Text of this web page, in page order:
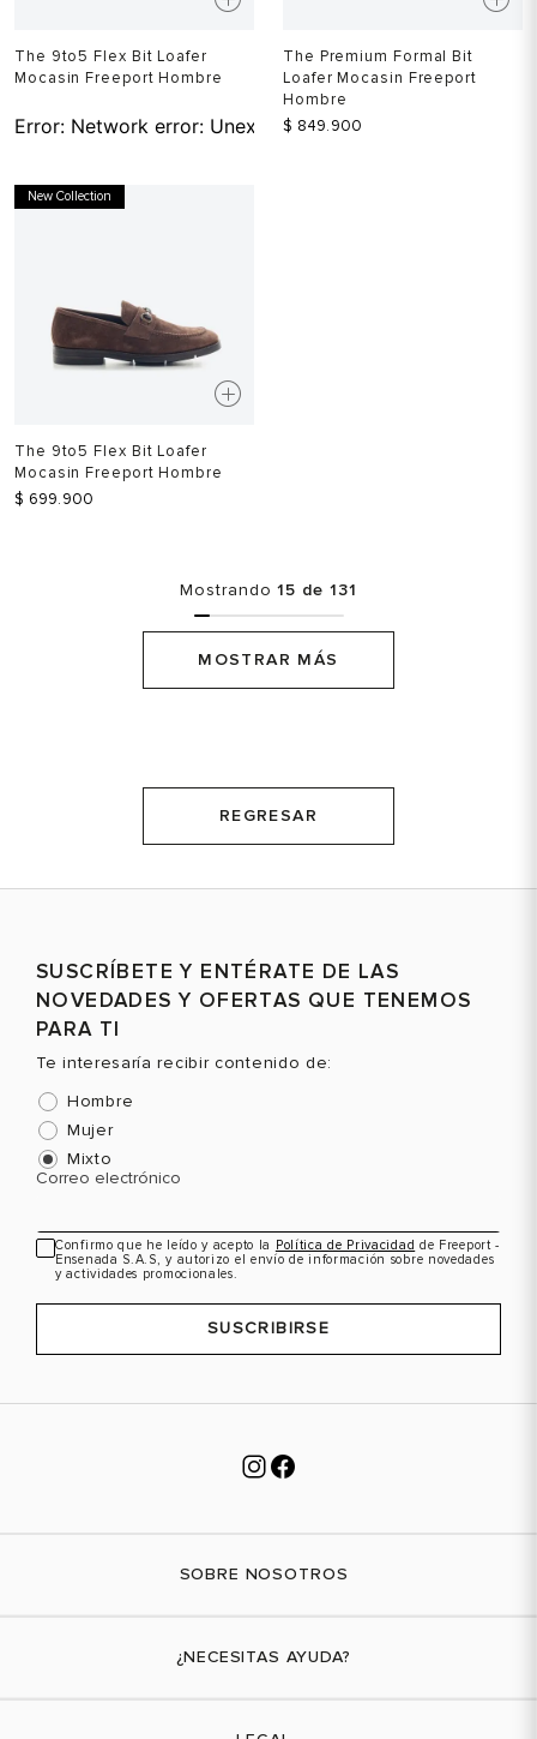
The 9to5 Flex Bit Loafer
Mocasin Freeport Hombre
Error: Network error: Unexpected token T in JSON at
The Premium Formal Bit
Loafer Mocasin Freeport
Hombre
$ 849.900
New Collection
The 9to5 Flex Bit Loafer
Mocasin Freeport Hombre
$ 699.900
Mostrando15 de 131
MOSTRAR MÁS
REGRESAR
SUSCRÍBETE Y ENTÉRATE DE LAS
NOVEDADES Y OFERTAS QUE TENEMOS
PARA TI
Te interesaría recibir contenido de:
Hombre
Mujer
Mixto
Correo electrónico
Confirmo que he leído y acepto la Política de Privacidad de Freeport -
Ensenada S.A.S, y autorizo el envío de información sobre novedades
y actividades promocionales.
SUSCRIBIRSE
SOBRE NOSOTROS
¿NECESITAS AYUDA?